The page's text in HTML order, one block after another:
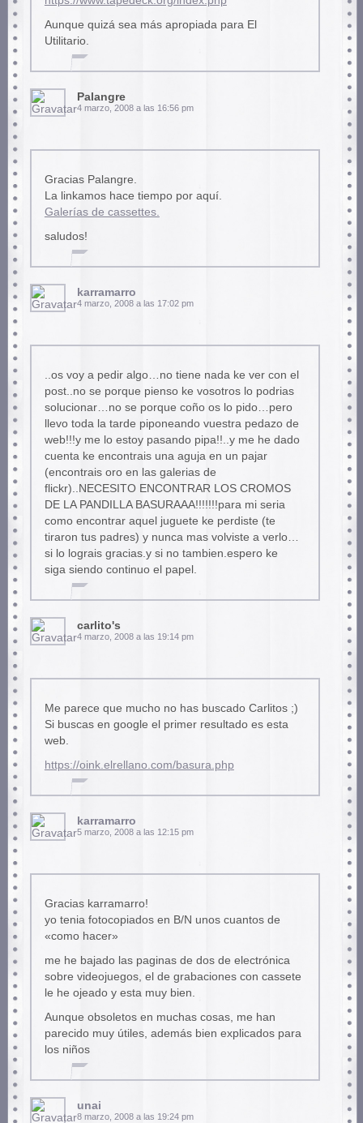
Aunque quizá sea más apropiada para El
Utilitario.
Palangre
4 marzo, 2008 a las 16:56 pm
Gracias Palangre.
La linkamos hace tiempo por aquí.
Galerías de cassettes.
saludos!
karramarro
4 marzo, 2008 a las 17:02 pm
..os voy a pedir algo…no tiene nada ke ver con el
post..no se porque pienso ke vosotros lo podrias
solucionar…no se porque coño os lo pido…pero
llevo toda la tarde piponeando vuestra pedazo de
web!!!y me lo estoy pasando pipa!!..y me he dado
cuenta ke encontrais una aguja en un pajar
(encontrais oro en las galerias de
flickr)..NECESITO ENCONTRAR LOS CROMOS
DE LA PANDILLA BASURAAA!!!!!!!para mi seria
como encontrar aquel juguete ke perdiste (te
tiraron tus padres) y nunca mas volviste a verlo…
si lo lograis gracias.y si no tambien.espero ke
siga siendo continuo el papel.
carlito's
4 marzo, 2008 a las 19:14 pm
Me parece que mucho no has buscado Carlitos ;)
Si buscas en google el primer resultado es esta
web.
https://oink.elrellano.com/basura.php
karramarro
5 marzo, 2008 a las 12:15 pm
Gracias karramarro!
yo tenia fotocopiados en B/N unos cuantos de
«como hacer»
me he bajado las paginas de dos de electrónica
sobre videojuegos, el de grabaciones con cassete
le he ojeado y esta muy bien.
Aunque obsoletos en muchas cosas, me han
parecido muy útiles, además bien explicados para
los niños
unai
8 marzo, 2008 a las 19:24 pm